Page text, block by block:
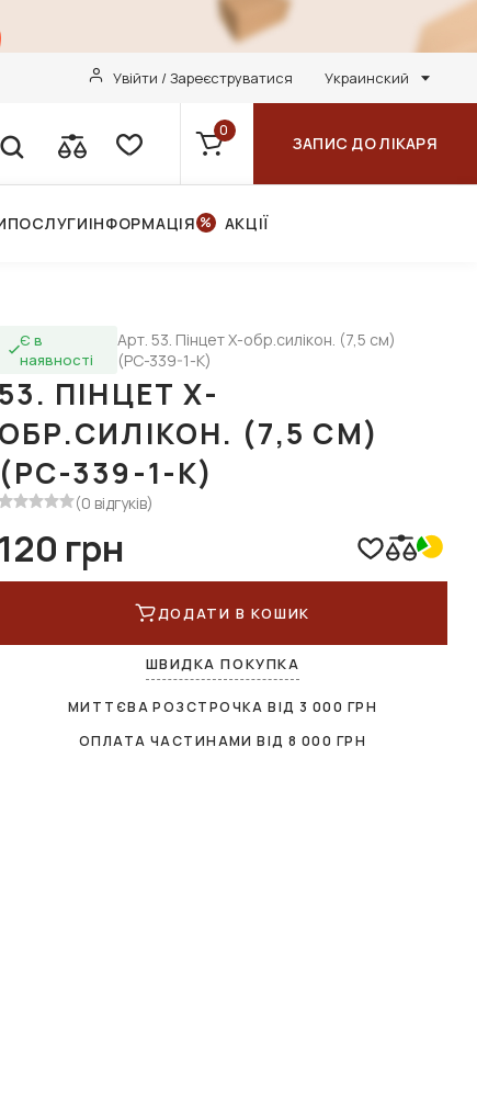
Увійти / Зареєструватися Украинский
0
ЗАПИС ДО ЛІКАРЯ
ПОСЛУГИІНФОРМАЦІЯ АКЦІЇ
Є в
наявності
Арт. 53. Пінцет Х-обр.силікон. (7,5 см)
(РС-339-1-К)
53. ПІНЦЕТ Х-
ОБР.СИЛІКОН. (7,5 СМ)
(РС-339-1-К)
(0 відгуків)
120 грн
ДОДАТИ В КОШИК
ШВИДКА ПОКУПКА
МИТТЄВА РОЗСТРОЧКА ВІД 3 000 ГРН
ОПЛАТА ЧАСТИНАМИ ВІД8 000 ГРН